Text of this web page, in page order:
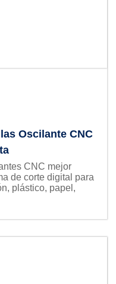
Oscilante CNC
CNC mejor
de corte digital para
plástico, papel,